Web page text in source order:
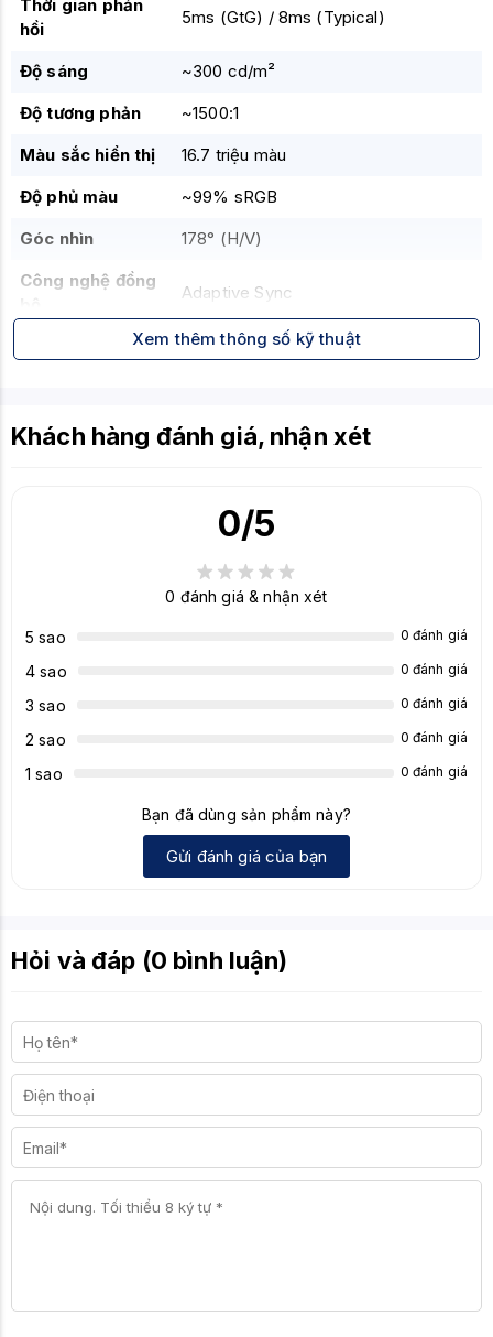
Thời gian phản
hồi
5ms (GtG) / 8ms (Typical)
Độ sáng
~300 cd/m²
Độ tương phản
~1500:1
Màu sắc hiển thị
16.7 triệu màu
Độ phủ màu
~99% sRGB
Góc nhìn
178° (H/V)
Công nghệ đồng
Adaptive Sync
Công nghệ bảo
ComfortView Plus, TÜV Eye Comfort
Cổng kết nối
C, USB Hub
100 x 100 mm
Chống chói (Anti-glare)
Xem thêm thông số kỹ thuật
Khách hàng đánh giá, nhận xét
0/5
0 đánh giá & nhận xét
5 sao 0 đánh giá
4 sao 0 đánh giá
3 sao 0 đánh giá
2 sao 0 đánh giá
1 sao 0 đánh giá
Bạn đã dùng sản phẩm này?
Gửi đánh giá của bạn
Hỏi và đáp (0 bình luận)